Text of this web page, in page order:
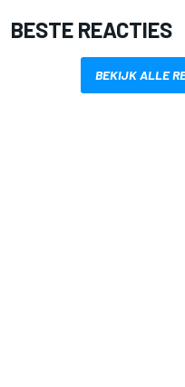
BESTE REACTIES
BEKIJK ALLE